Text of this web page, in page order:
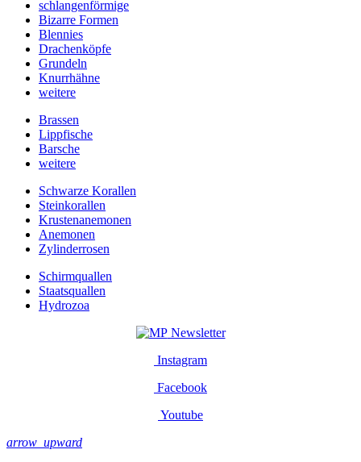
schlangenförmige
Bizarre Formen
Blennies
Drachenköpfe
Grundeln
Knurrhähne
weitere
Brassen
Lippfische
Barsche
weitere
Schwarze Korallen
Steinkorallen
Krustenanemonen
Anemonen
Zylinderrosen
Schirmquallen
Staatsquallen
Hydrozoa
Newsletter
Instagram
Facebook
Youtube
arrow_upward